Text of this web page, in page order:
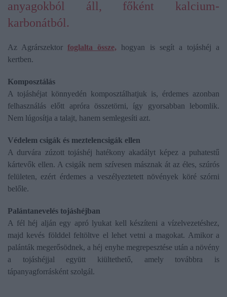
anyagokból áll, főként kalcium-
karbonátból.
Az Agrárszektorfoglalta össze, hogyan is segít a tojáshéj a
kertben.
Komposztálás
A tojáshéjat könnyedén komposztálhatjuk is, érdemes azonban
felhasználás előtt apróra összetörni, így gyorsabban lebomlik.
Nem lúgosítja a talajt, hanem semlegesíti azt.
Védelem csigák és meztelencsigák ellen
A durvára zúzott tojáshéj hatékony akadályt képez a puhatestű
kártevők ellen. A csigák nem szívesen másznak át az éles, szúrós
felületen, ezért érdemes a veszélyeztetett növények köré szórni
belőle.
Palántanevelés tojáshéjban
A fél héj alján egy apró lyukat kell készíteni a vízelvezetéshez,
majd kevés földdel feltöltve el lehet vetni a magokat. Amikor a
palánták megerősödnek, a héj enyhe megrepesztése után a növény
a tojáshéjjal együtt kiültethető, amely továbbra is
tápanyagforrásként szolgál.